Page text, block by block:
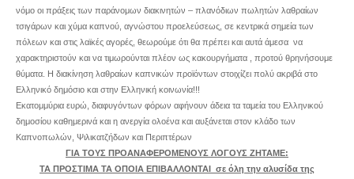
νόμο οι πράξεις των παράνομων διακινητών – πλανόδιων πωλητών λαθραίων
τσιγάρων και χύμα καπνού, αγνώστου προελεύσεως, σε κεντρικά σημεία των
πόλεων και στις λαϊκές αγορές, θεωρούμε ότι θα πρέπει και αυτά άμεσα να
χαρακτηριστούν και να τιμωρούνται πλέον ως κακουργήματα , προτού θρηνήσουμε
θύματα. Η διακίνηση λαθραίων καπνικών προϊόντων στοιχίζει πολύ ακριβά στο
Ελληνικό δημόσιο και στην Ελληνική κοινωνία!!!
Εκατομμύρια ευρώ, διαφυγόντων φόρων αφήνουν άδεια τα ταμεία του Ελληνικού
δημοσίου καθημερινά και η ανεργία ολοένα και αυξάνεται στον κλάδο των
Καπνοπωλών, Ψιλικατζήδων και Περιπτέρων
ΓΙΑ ΤΟΥΣ ΠΡΟΑΝΑΦΕΡΟΜΕΝΟΥΣ ΛΟΓΟΥΣ ΖΗΤΑΜΕ:
ΤΑ ΠΡΟΣΤΙΜΑ ΤΑ ΟΠΟΙΑ ΕΠΙΒΑΛΛΟΝΤΑΙ σε όλη την αλυσίδα της